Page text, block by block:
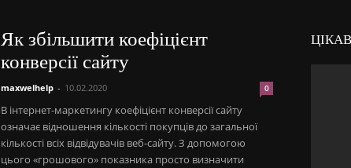
Як збільшити коефіцієнт
конверсії сайту
maxwelhelp - 10.02.2020 0
В інтернет-маркетингу коефіцієнт конверсії сайту
означає відношення кількості покупців до загальної
кількості всіх відвідувачів веб-сайту. З допомогою
цього «грошового» показника просто визначити